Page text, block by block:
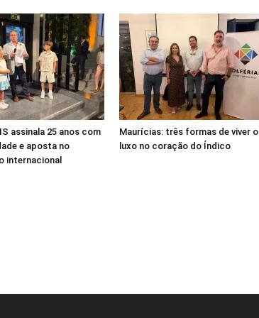
assinala 25 anos com
e aposta no
internacional
Maurícias: três formas de viver o
luxo no coração do Índico